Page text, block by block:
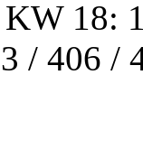
18:
/ 406 /